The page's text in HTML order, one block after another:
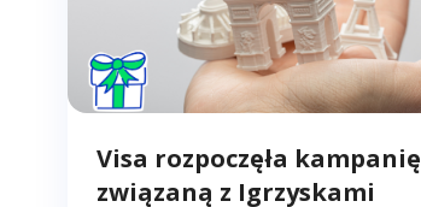
Visa rozpoczęła kampanię
związaną z Igrzyskami